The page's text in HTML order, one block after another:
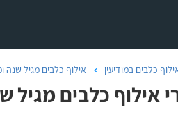
כלבים במודיעין אילוף כלבים מגיל שנה
אילוף כלבים מגיל